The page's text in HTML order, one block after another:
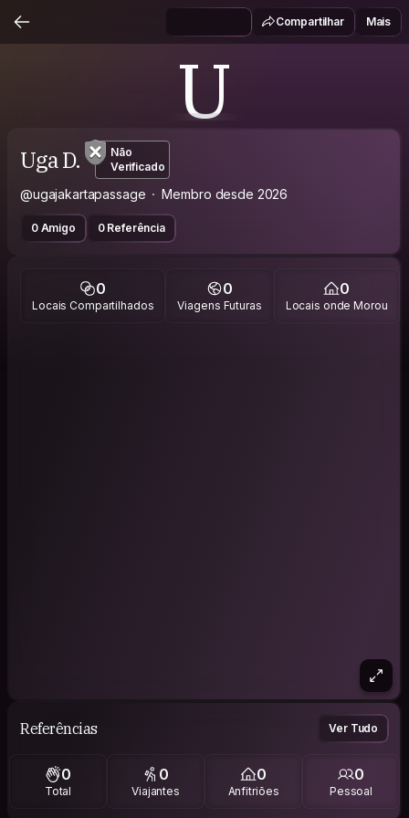
Compartilhar Mais
U
Uga D.
Não
Verificado
@ugajakartapassage Membro desde 2026
0 Amigo 0 Referência
0
Locais Compartilhados
0
Viagens Futuras
0
Locais onde Morou
Referências Ver Tudo
0
Total
0
Viajantes
0
Anfitriões
0
Pessoal